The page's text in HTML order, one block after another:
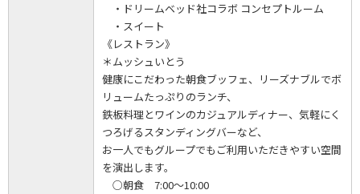
・ドリームベッド社コラボ コンセプトルーム
・スイート
《レストラン》
＊ムッシュいとう
健康にこだわった朝食ブッフェ、リーズナブルでボ
リュームたっぷりのランチ、
鉄板料理とワインのカジュアルディナー、気軽にく
つろげるスタンディングバーなど、
お一人でもグループでもご利用いただきやすい空間
を演出します。
○朝食 7:00～10:00